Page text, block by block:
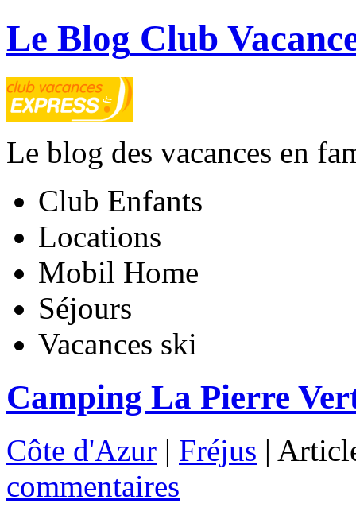
Le Blog Club
Le blog des vacances en
Club Enfants
Locations
Mobil Home
Séjours
Vacances ski
Camping La Pierre
Côte d'Azur | Fréjus |
commentaires